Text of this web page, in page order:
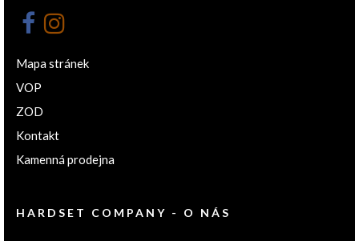
Mapa stránek
VOP
ZOD
Kontakt
Kamenná prodejna
HARDSET COMPANY - O NÁS